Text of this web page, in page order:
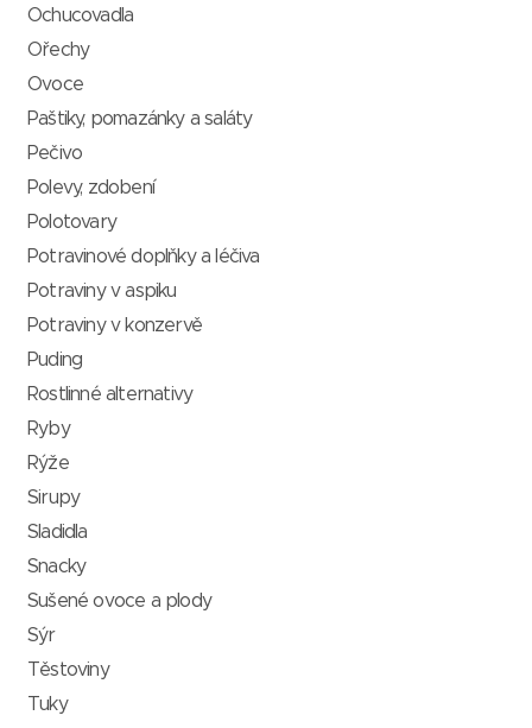
Ochucovadla
Ořechy
Ovoce
Paštiky, pomazánky a saláty
Pečivo
Polevy, zdobení
Polotovary
Potravinové doplňky a léčiva
Potraviny v aspiku
Potraviny v konzervě
Puding
Rostlinné alternativy
Ryby
Rýže
Sirupy
Sladidla
Snacky
Sušené ovoce a plody
Sýr
Těstoviny
Tuky